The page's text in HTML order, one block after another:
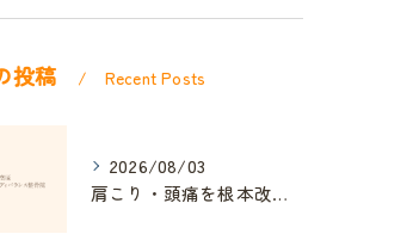
投稿 Recent Posts
2026/08/03
肩こり・頭痛を根本改善する整体の秘訣